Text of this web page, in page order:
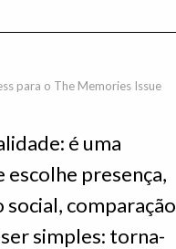
para o The Memories Issue
é uma
escolhe presença,
comparação
simples: torna-